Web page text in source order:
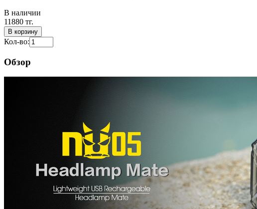
В наличии
11880 тг.
В корзину
Кол-во:
Обзор